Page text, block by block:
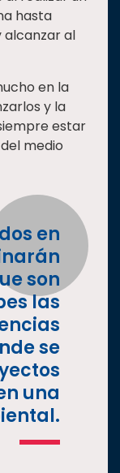
hasta
alcanzar al
en la
y la
estar
medio
en
son
las
se
una